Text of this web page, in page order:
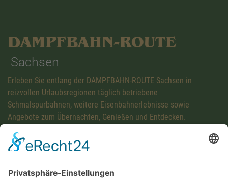
DAMPFBAHN-ROUTE
Sachsen
Erleben Sie entlang der DAMPFBAHN-ROUTE Sachsen in
reizvollen Urlaubsregionen täglich betriebene
Schmalspurbahnen, weitere Eisenbahnerlebnisse sowie
Angebote zum Übernachten, Genießen und Entdecken.